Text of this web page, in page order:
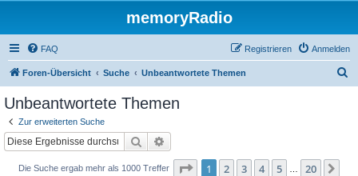
memoryRadio
FAQ Anmelden
Registrieren
Foren-Übersicht Suche Unbeantwortete Themen
Unbeantwortete Themen
Zur erweiterten Suche
Suche
Die Suche ergab mehr als 1000 Treffer Seite 1von 20
1 2 3 4 5 20